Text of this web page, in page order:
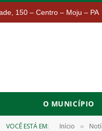
150 – Centro – Moju – PA
O MUNICÍPIO
VOCÊ ESTÁ EM: Início »